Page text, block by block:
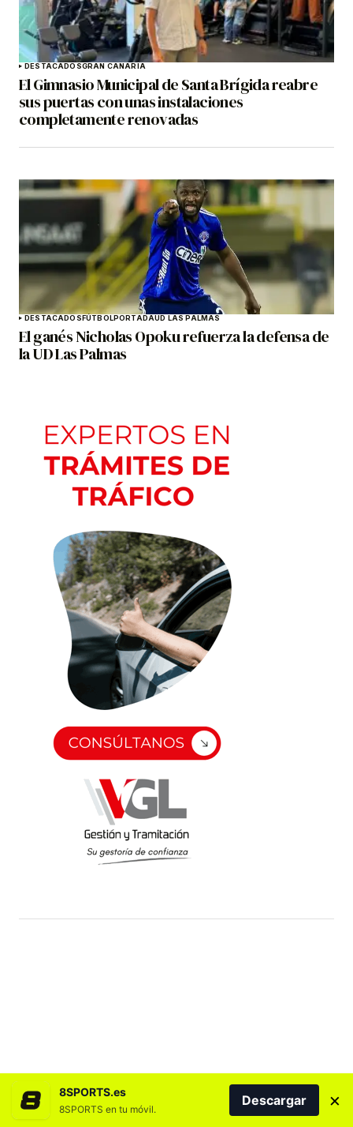
DESTACADOSGRAN CANARIA
El Gimnasio Municipal de Santa Brígida reabre
sus puertas con unas instalaciones
completamente renovadas
DESTACADOSFÚTBOLPORTADAUD LAS PALMAS
El ganés Nicholas Opoku refuerza la defensa de
la UD Las Palmas
8SPORTS.es
8SPORTS en tu móvil.
Descargar ×